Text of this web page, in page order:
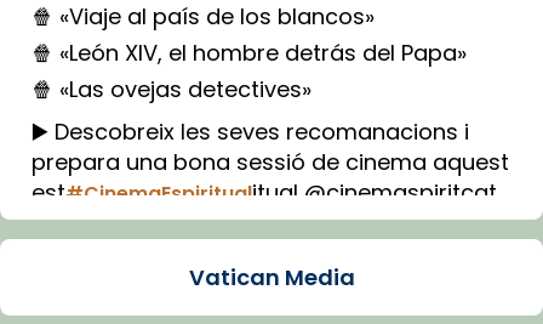
🍿 «Viaje al país de los blancos»
🍿 «León XIV, el hombre detrás del Papa»
🍿 «Las ovejas detectives»
▶️ Descobreix les seves recomanacions i
prepara una bona sessió de cinema aquest
est#CinemaEspiritualitual @cinemaspiritcat
Imatge: Generada amb IA (OpenAI)
Vatican Media